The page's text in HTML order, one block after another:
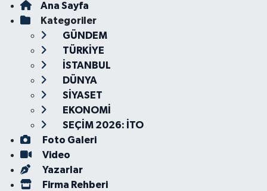
Ana Sayfa
Kategoriler
GÜNDEM
TÜRKİYE
İSTANBUL
DÜNYA
SİYASET
EKONOMİ
SEÇİM 2026: İTO
Foto Galeri
Video
Yazarlar
Firma Rehberi